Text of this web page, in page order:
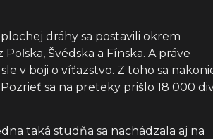
dráhy sa postavili okrem
Švédska a Fínska. A práve
v boji o víťazstvo. Z toho sa
sa na preteky prišlo 18 000
taká studňa sa nachádzala aj na